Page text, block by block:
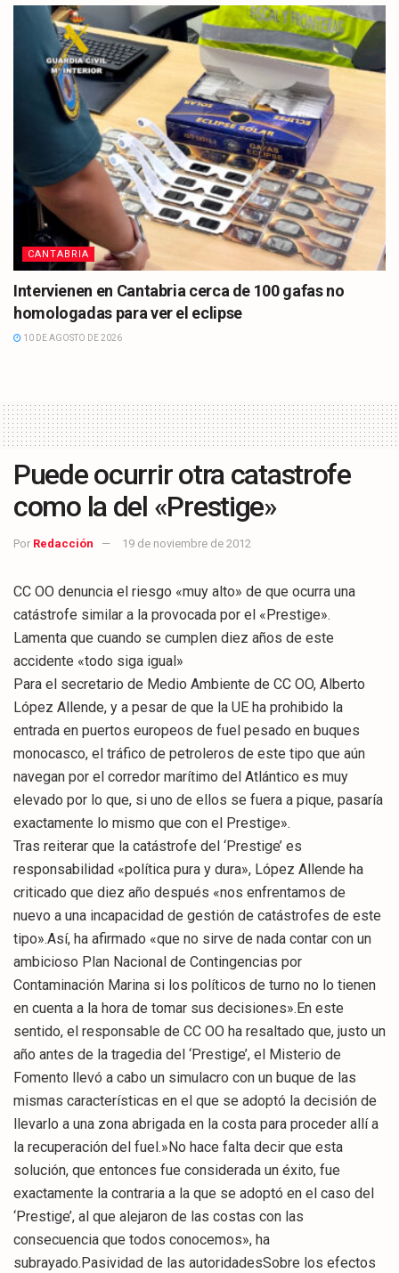
CANTABRIA
Intervienen en Cantabria cerca de 100 gafas no
homologadas para ver el eclipse
10 DE AGOSTO DE 2026
Puede ocurrir otra catastrofe
como la del «Prestige»
Por Redacción 19 de noviembre de 2012
CC OO denuncia el riesgo «muy alto» de que ocurra una
catástrofe similar a la provocada por el «Prestige».
Lamenta que cuando se cumplen diez años de este
accidente «todo siga igual»
Para el secretario de Medio Ambiente de CC OO, Alberto
López Allende, y a pesar de que la UE ha prohibido la
entrada en puertos europeos de fuel pesado en buques
monocasco, el tráfico de petroleros de este tipo que aún
navegan por el corredor marítimo del Atlántico es muy
elevado por lo que, si uno de ellos se fuera a pique, pasaría
exactamente lo mismo que con el Prestige».
Tras reiterar que la catástrofe del ‘Prestige’ es
responsabilidad «política pura y dura», López Allende ha
criticado que diez año después «nos enfrentamos de
nuevo a una incapacidad de gestión de catástrofes de este
tipo».Así, ha afirmado «que no sirve de nada contar con un
ambicioso Plan Nacional de Contingencias por
Contaminación Marina si los políticos de turno no lo tienen
en cuenta a la hora de tomar sus decisiones».En este
sentido, el responsable de CC OO ha resaltado que, justo un
año antes de la tragedia del ‘Prestige’, el Misterio de
Fomento llevó a cabo un simulacro con un buque de las
mismas características en el que se adoptó la decisión de
llevarlo a una zona abrigada en la costa para proceder allí a
la recuperación del fuel.»No hace falta decir que esta
solución, que entonces fue considerada un éxito, fue
exactamente la contraria a la que se adoptó en el caso del
‘Prestige’, al que alejaron de las costas con las
consecuencia que todos conocemos», ha
subrayado.Pasividad de las autoridadesSobre los efectos